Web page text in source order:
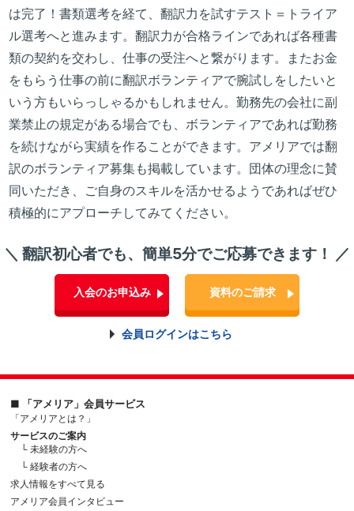
は完了！書類選考を経て、翻訳力を試すテスト＝トライア
ル選考へと進みます。翻訳力が合格ラインであれば各種書
類の契約を交わし、仕事の受注へと繋がります。またお金
をもらう仕事の前に翻訳ボランティアで腕試しをしたいと
いう方もいらっしゃるかもしれません。勤務先の会社に副
業禁止の規定がある場合でも、ボランティアであれば勤務
を続けながら実績を作ることができます。アメリアでは翻
訳のボランティア募集も掲載しています。団体の理念に賛
同いただき、ご自身のスキルを活かせるようであればぜひ
積極的にアプローチしてみてください。
＼ 翻訳初心者でも、簡単5分でご応募できます！ ／
入会のお申込み 資料のご請求
会員ログインはこちら
■ 「アメリア」会員サービス
「アメリアとは？」
サービスのご案内
└ 未経験の方へ
└ 経験者の方へ
求人情報をすべて見る
アメリア会員インタビュー